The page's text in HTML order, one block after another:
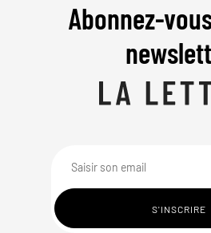
Abonnez-